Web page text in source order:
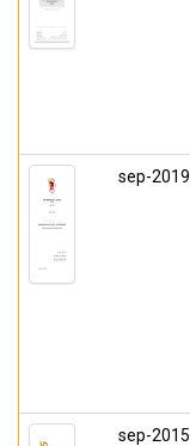
sep-2019
sep-2015